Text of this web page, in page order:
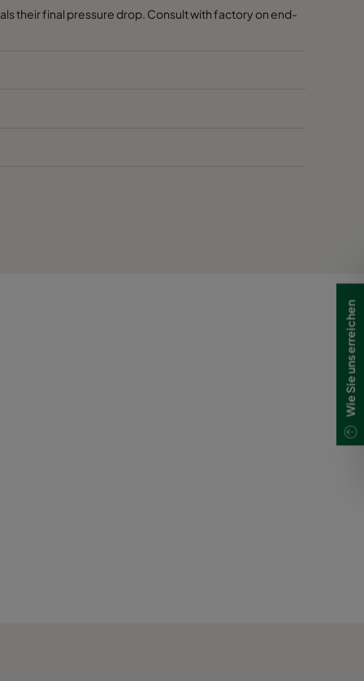
their final pressure drop. Consult with factory on end-
Wie Sie uns erreichen